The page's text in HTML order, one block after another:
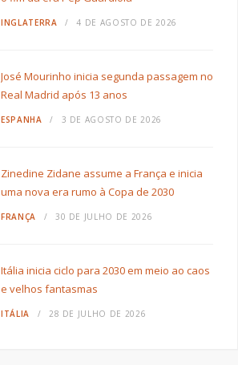
INGLATERRA 4 DE AGOSTO DE 2026
José Mourinho inicia segunda passagem no
Real Madrid após 13 anos
ESPANHA 3 DE AGOSTO DE 2026
Zinedine Zidane assume a França e inicia
uma nova era rumo à Copa de 2030
FRANÇA 30 DE JULHO DE 2026
Itália inicia ciclo para 2030 em meio ao caos
e velhos fantasmas
ITÁLIA 28 DE JULHO DE 2026